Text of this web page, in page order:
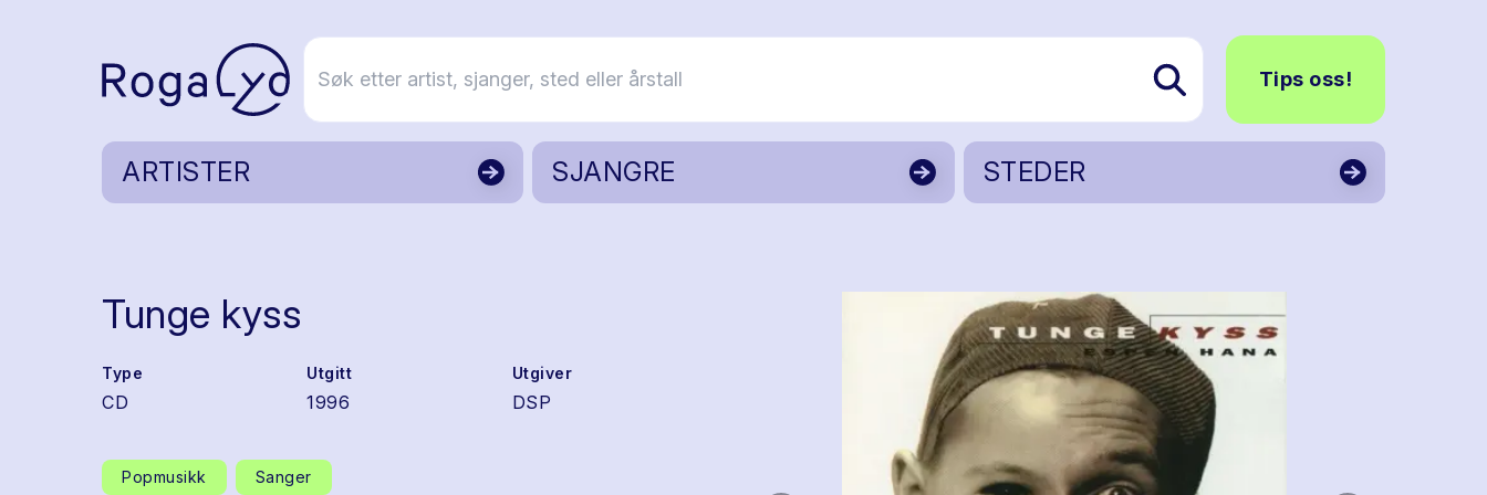
Tips oss!
ARTISTER SJANGRE STEDER
Tunge kyss
Type
CD
Utgitt
1996
Utgiver
DSP
Popmusikk Sanger